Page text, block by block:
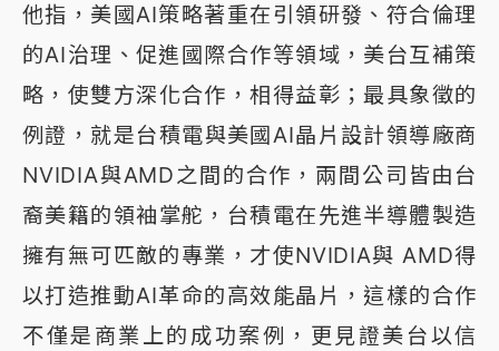
他指，美國AI策略著重在引領研發、符合倫理
的AI治理、促進國際合作等領域，美台互補策
略，使雙方深化合作，相得益彰；最具象徵的
例證，就是台積電與美國AI晶片設計領導廠商
NVIDIA與AMD之間的合作，兩間公司皆由台
裔美籍的領袖掌舵，台積電在先進半導體製造
擁有無可匹敵的專業，才使NVIDIA與 AMD得
以打造推動AI革命的高效能晶片，這樣的合作
不僅是商業上的成功案例，更見證美台以信